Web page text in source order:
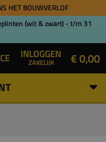
HET BOUWVERLOF
(wit & zwart) - t/m 31
INLOGGEN
ZAKELIJK € 0,00